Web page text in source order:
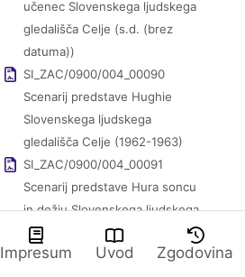
Impresum Uvod Zgodovina
učenec Slovenskega ljudskega
gledališča Celje (s.d. (brez
datuma))
SI_ZAC/0900/004_00090
Scenarij predstave Hughie
Slovenskega ljudskega
gledališča Celje (1962-1963)
SI_ZAC/0900/004_00091
Scenarij predstave Hura soncu
in dežju Slovenskega ljudskega
gledališča Celje (1963-1964)
SI_ZAC/0900/004_00092